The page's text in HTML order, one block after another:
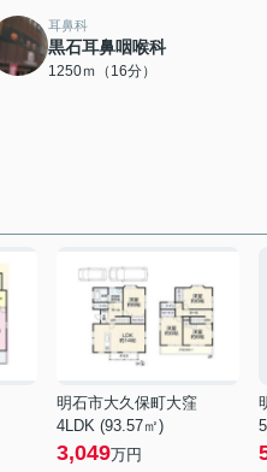
耳鼻科
黒石耳鼻咽喉科
1250ｍ（16分）
明石市大久保町大窪
4LDK (93.57㎡)
3,049万円